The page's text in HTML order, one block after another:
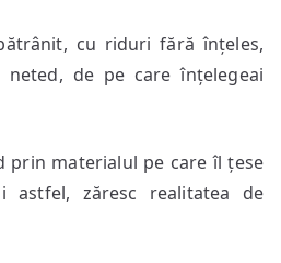
cu riduri fără înțeles,
de pe care înțelegeai
prin materialul pe care îl țese
astfel, zăresc realitatea de